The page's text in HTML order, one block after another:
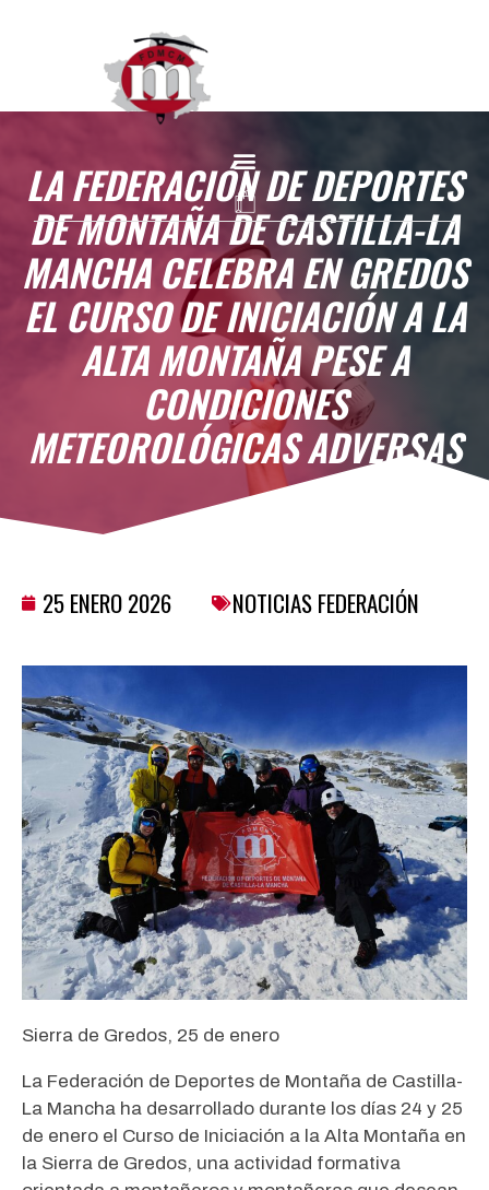
LA FEDERACIÓN DE DEPORTES
DE MONTAÑA DE CASTILLA-LA
MANCHA CELEBRA EN GREDOS
EL CURSO DE INICIACIÓN A LA
ALTA MONTAÑA PESE A
CONDICIONES
METEOROLÓGICAS ADVERSAS
25 ENERO 2026 NOTICIAS FEDERACIÓN
Sierra de Gredos, 25 de enero
La Federación de Deportes de Montaña de Castilla-
La Mancha ha desarrollado durante los días 24 y 25
de enero el Curso de Iniciación a la Alta Montaña en
la Sierra de Gredos, una actividad formativa